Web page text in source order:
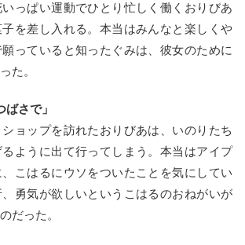
っぱい運動でひとり忙しく働くおりびあ
を差し入れる。本当はみんなと楽しくや
っていると知ったぐみは、彼女のために
た。
さで」
ョップを訪れたおりびあは、いのりたち
ように出て行ってしまう。本当はアイプ
こはるにウソをついたことを気にしてい
勇気が欲しいというこはるのおねがいが
だった。